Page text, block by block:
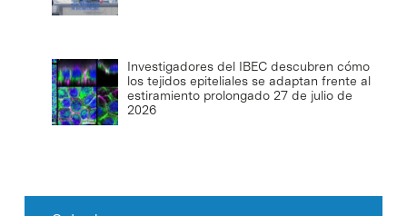
Investigadores del IBEC descubren cómo
los tejidos epiteliales se adaptan frente al
estiramiento prolongado 27 de julio de
2026